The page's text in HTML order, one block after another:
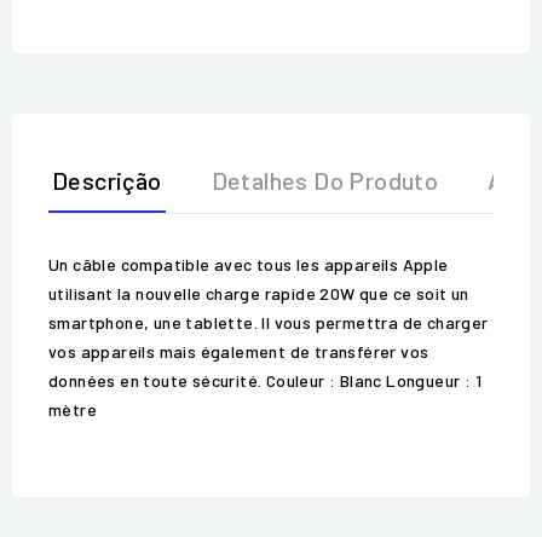
Descrição Detalhes Do Produto
Un câble compatible avec tous les appareils Apple
utilisant la nouvelle charge rapide 20W que ce soit un
smartphone, une tablette. Il vous permettra de charger
vos appareils mais également de transférer vos
données en toute sécurité. Couleur : Blanc Longueur : 1
mètre